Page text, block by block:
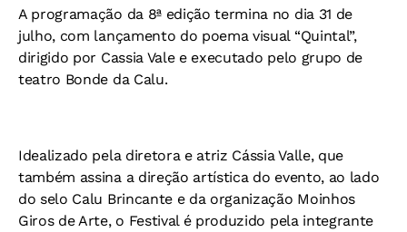
A programação da 8ª edição termina no dia 31 de
julho, com lançamento do poema visual “Quintal”,
dirigido por Cassia Vale e executado pelo grupo de
teatro Bonde da Calu.
Idealizado pela diretora e atriz Cássia Valle, que
também assina a direção artística do evento, ao lado
do selo Calu Brincante e da organização Moinhos
Giros de Arte, o Festival é produzido pela integrante